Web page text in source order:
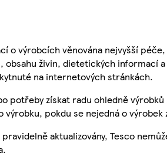
o výrobcích věnována nejvyšší
obsahu živin, dietetických informací
na internetových stránkách.
potřeby získat radu ohledně
pokdu se nejedná o výrobek
aktualizovány, Tesco